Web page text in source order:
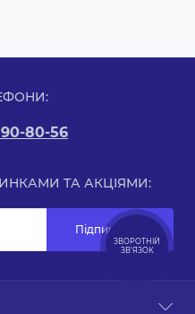
80-56
ТА АКЦІЯМИ:
Підпишіться
ЗВОРОТНІЙ
ЗВ’ЯЗОК